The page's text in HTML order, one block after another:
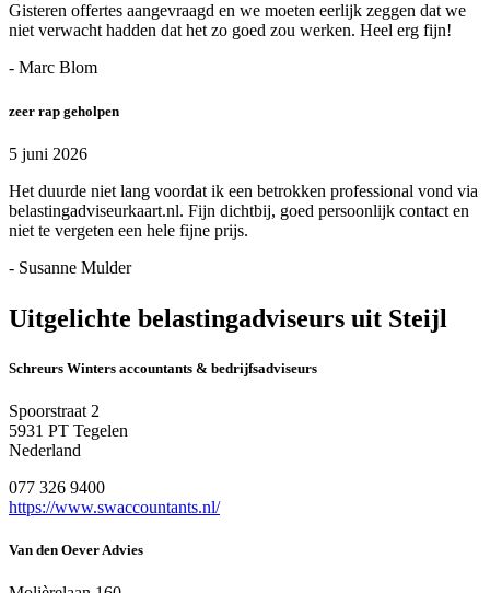
Gisteren offertes aangevraagd en we moeten eerlijk zeggen dat we
niet verwacht hadden dat het zo goed zou werken. Heel erg fijn!
- Marc Blom
zeer rap geholpen
5 juni 2026
Het duurde niet lang voordat ik een betrokken professional vond via
belastingadviseurkaart.nl. Fijn dichtbij, goed persoonlijk contact en
niet te vergeten een hele fijne prijs.
- Susanne Mulder
Uitgelichte belastingadviseurs uit Steijl
Schreurs Winters accountants & bedrijfsadviseurs
Spoorstraat 2
5931 PT Tegelen
Nederland
077 326 9400
https://www.swaccountants.nl/
Van den Oever Advies